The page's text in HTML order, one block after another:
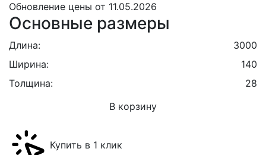
Обновление цены от 11.05.2026
Основные размеры
Длина:
3000
Ширина:
140
Толщина:
28
В корзину
Купить в 1 клик